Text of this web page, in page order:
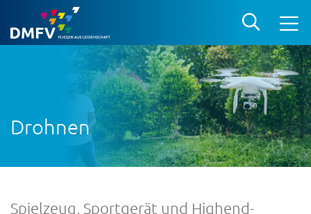
Drohnen
Spielzeug, Sportgerät und Highend-